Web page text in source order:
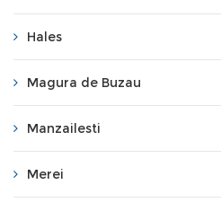
Hales
Magura de Buzau
Manzailesti
Merei